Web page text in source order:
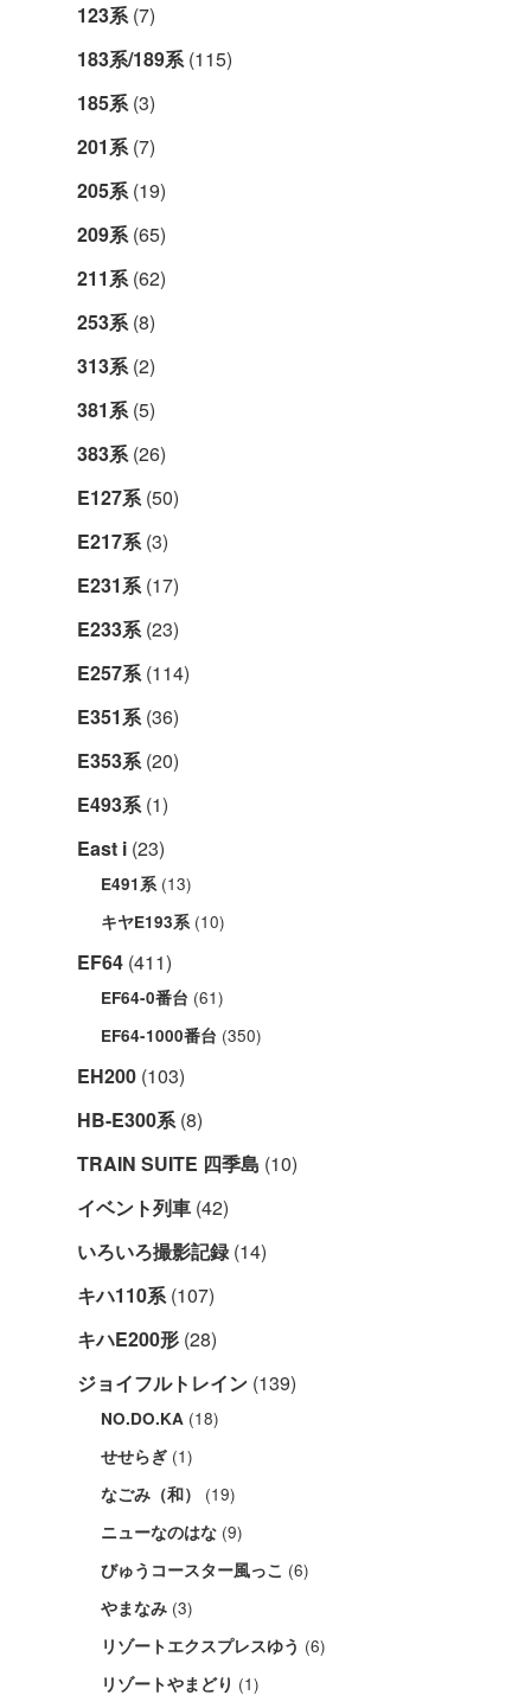
123系(7)
183系/189系(115)
185系(3)
201系(7)
205系(19)
209系(65)
211系(62)
253系(8)
313系(2)
381系(5)
383系(26)
E127系(50)
E217系(3)
E231系(17)
E233系(23)
E257系(114)
E351系(36)
E353系(20)
E493系(1)
East i (23)
E491系(13)
キヤE193系(10)
EF64 (411)
EF64-0番台 (61)
EF64-1000番台 (350)
EH200 (103)
HB-E300系(8)
TRAIN SUITE 四季島 (10)
イベント列車 (42)
いろいろ撮影記録(14)
キハ110系(107)
キハE200形 (28)
ジョイフルトレイン (139)
NO.DO.KA (18)
せせらぎ (1)
なごみ（和） (19)
ニューなのはな (9)
びゅうコースター風っこ (6)
やまなみ (3)
リゾートエクスプレスゆう (6)
リゾートやまどり (1)